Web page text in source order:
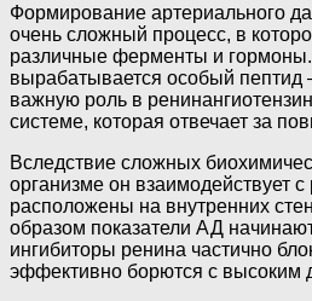
Формирование артериального
очень сложный процесс, в
различные ферменты и
вырабатывается особый пептид
важную роль в
системе, которая отвечает за
Вследствие сложных
организме он взаимодействует
расположены на внутренних
образом показатели АД
ингибиторы ренина частично
эффективно борются с высоким